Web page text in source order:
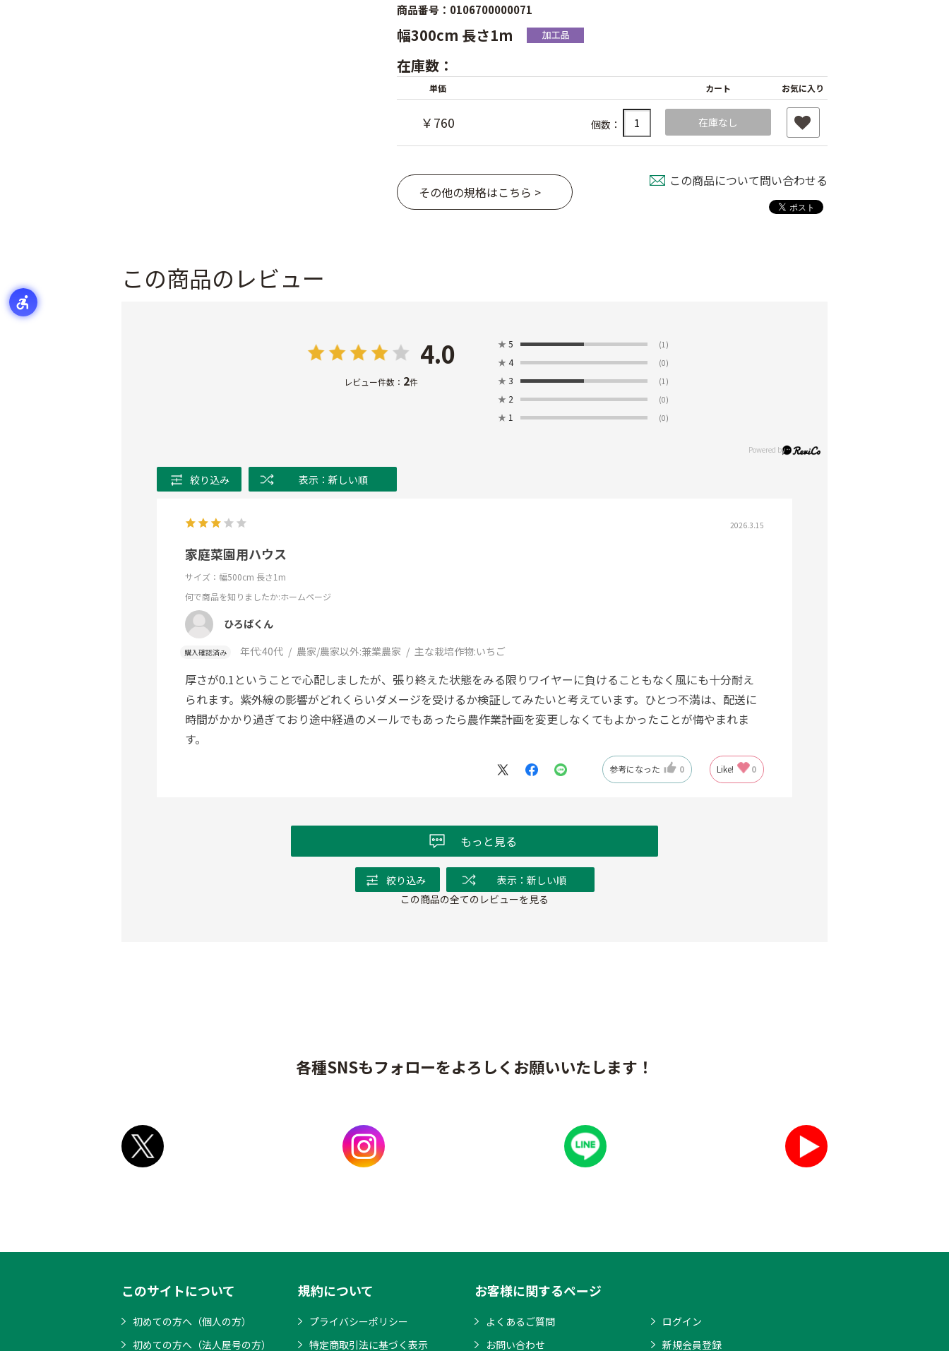
商品番号：0106700000071
幅300cm 長さ1m
在庫数：
単価 カート お気に入り
￥760 個数： 在庫なし
その他の規格はこちら >
この商品について問い合わせる
この商品のレビュー
4.0
レビュー件数： 2件
★ 5 (1)
★ 4 (0)
★ 3 (1)
★ 2 (0)
★ 1 (0)
絞り込み 表示：新しい順
2026.3.15
家庭菜園用ハウス
サイズ：幅500cm 長さ1m
何で商品を知りましたか:ホームページ
ひろばくん
購入確認済み 年代:40代 農家/農家以外:兼業農家 主な栽培作物:いちご
厚さが0.1ということで心配しましたが、張り終えた状態をみる限りワイヤーに負けることもなく風にも十分耐え
られます。紫外線の影響がどれくらいダメージを受けるか検証してみたいと考えています。ひとつ不満は、配送に
時間がかかり過ぎており途中経過のメールでもあったら農作業計画を変更しなくてもよかったことが悔やまれま
す。
参考になった 0 Like! 0
もっと見る
絞り込み
表示：新しい順
この商品の全てのレビューを見る
各種SNSもフォローをよろしくお願いいたします！
このサイトについて
初めての方へ（個人の方）
初めての方へ（法人屋号の方）
規約について
プライバシーポリシー
特定商取引法に基づく表示
お客様に関するページ
よくあるご質問
お問い合わせ
ログイン
新規会員登録